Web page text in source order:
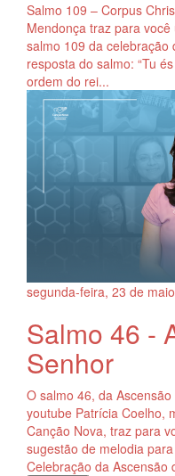
Salmo 109 – Corpus
Mendonça traz para
salmo 109 da celebração
resposta do salmo: “Tu
ordem do rei...
segunda-feira, 23 de maio
Salmo 46 -
Senhor
O salmo 46, da
youtube Patrícia Coelho,
Canção Nova, traz para
sugestão de melodia
Celebração da Ascensão